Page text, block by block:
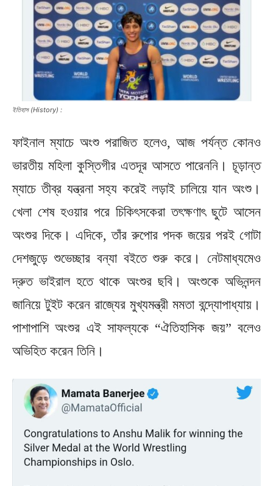
ইতিহাস (History) :
ফাইনাল ম্যাচে অংশু পরাজিত হলেও, আজ পর্যন্ত কোনও
ভারতীয় মহিলা কুস্তিগীর এতদূর আসতে পারেননি। চূড়ান্ত
ম্যাচে তীব্র যন্ত্রনা সহ্য করেই লড়াই চালিয়ে যান অংশু।
খেলা শেষ হওয়ার পরে চিকিৎসকেরা তৎক্ষণাৎ ছুটে আসেন
অংশুর দিকে। এদিকে, তাঁর রুপোর পদক জয়ের পরই গোটা
দেশজুড়ে শুভেচ্ছার বন্যা বইতে শুরু করে। নেটমাধ্যমেও
দ্রুত ভাইরাল হতে থাকে অংশুর ছবি। অংশুকে অভিনন্দন
জানিয়ে টুইট করেন রাজ্যের মুখ্যমন্ত্রী মমতা বন্দ্যোপাধ্যায়।
পাশাপাশি অংশুর এই সাফল্যকে “ঐতিহাসিক জয়” বলেও
অভিহিত করেন তিনি।